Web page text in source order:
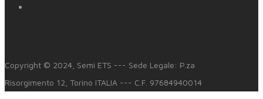
Copyright © 2024, Semi ETS --- Sede Legale: P.za
Risorgimento 12, Torino ITALIA --- C.F. 97684940014